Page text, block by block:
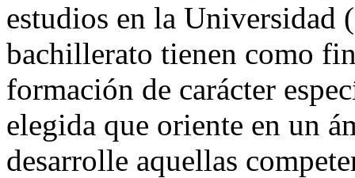
estudios en la Universidad
bachillerato tienen como
formación de carácter
elegida que oriente en un
desarrolle aquellas